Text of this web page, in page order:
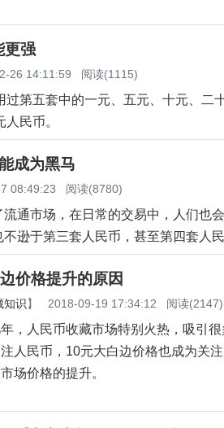
更强
26 14:11:59 阅读(1115)
过第五套中的一元、五元、十元、二
民币。
成为黑马
08:49:23 阅读(8780)
市场，在日常的交易中，人们也
逊于第三套人民币，甚至第四套人
价格提升的原因
知识】 2018-09-19 17:34:12 阅读(2147)
人民币收藏市场特别火热，吸引很
人民币，10元大白边价格也成为关
场价格的提升。